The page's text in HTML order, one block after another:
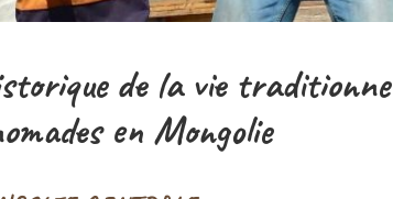
de la vie
en Mongolie